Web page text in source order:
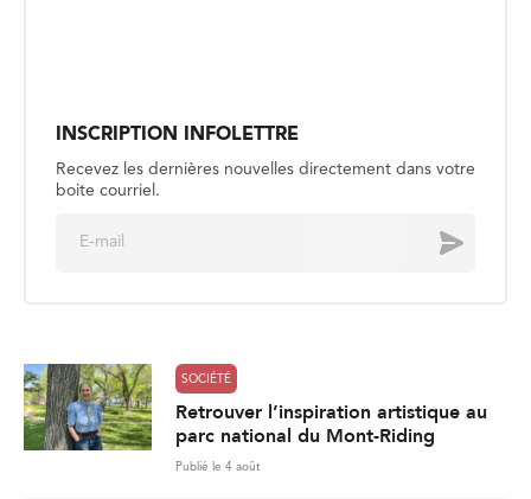
l
Retrouver l’inspiration artistique au
La sécurité aquatique, un enjeu
estival
Publié le 3 août